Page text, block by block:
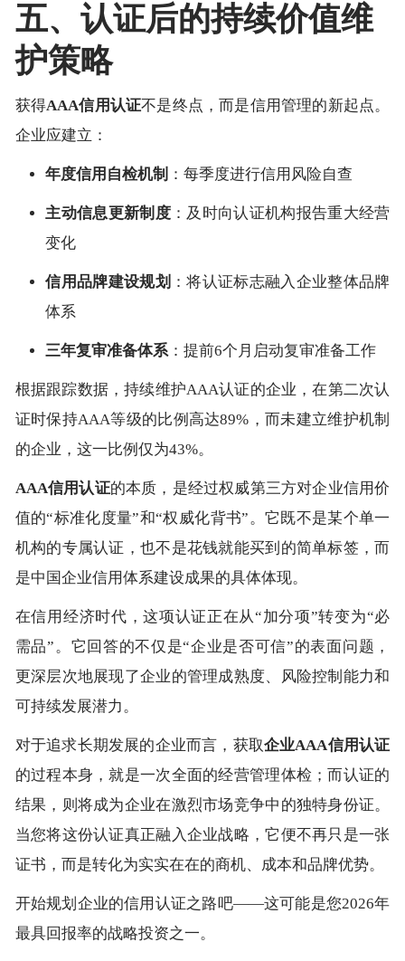
五、认证后的持续价值维
护策略
获得AAA信用认证不是终点，而是信用管理的新起点。
企业应建立：
年度信用自检机制 ：每季度进行信用风险自查
主动信息更新制度 ：及时向认证机构报告重大经营
变化
信用品牌建设规划 ：将认证标志融入企业整体品牌
体系
三年复审准备体系：提前6个月启动复审准备工作
根据跟踪数据，持续维护AAA认证的企业，在第二次认
证时保持AAA等级的比例高达89%，而未建立维护机制
的企业，这一比例仅为43%。
AAA信用认证的本质，是经过权威第三方对企业信用价
值的“标准化度量”和“权威化背书”。它既不是某个单一
机构的专属认证，也不是花钱就能买到的简单标签，而
是中国企业信用体系建设成果的具体体现。
在信用经济时代，这项认证正在从“加分项”转变为“必
需品”。它回答的不仅是“企业是否可信”的表面问题，
更深层次地展现了企业的管理成熟度、风险控制能力和
可持续发展潜力。
对于追求长期发展的企业而言，获取企业AAA信用认证
的过程本身，就是一次全面的经营管理体检；而认证的
结果，则将成为企业在激烈市场竞争中的独特身份证。
当您将这份认证真正融入企业战略，它便不再只是一张
证书，而是转化为实实在在的商机、成本和品牌优势。
开始规划企业的信用认证之路吧——这可能是您2026年
最具回报率的战略投资之一。